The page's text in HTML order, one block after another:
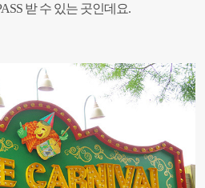
받 수 있는 곳인데요.